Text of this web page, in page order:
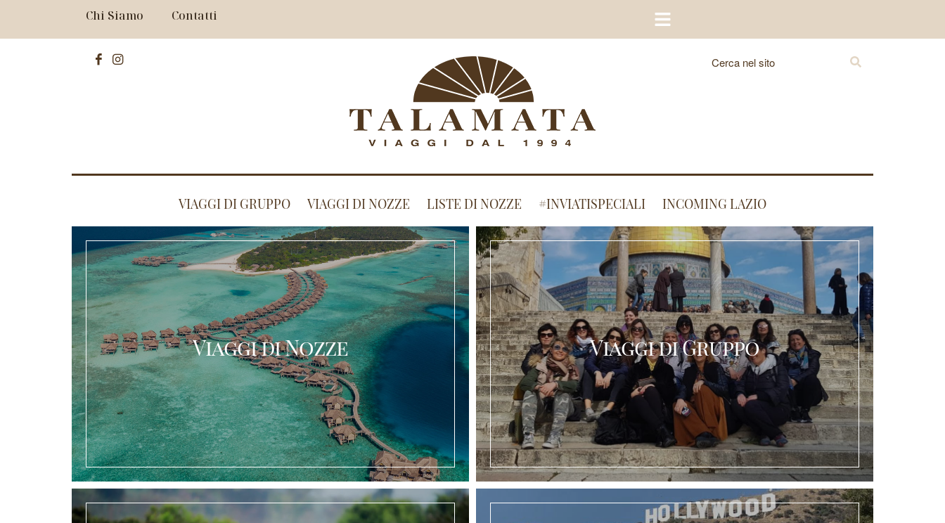
Chi Siamo Contatti
VIAGGI DI GRUPPO VIAGGI DI NOZZE LISTE DI NOZZE #INVIATISPECIALI INCOMING LAZIO
Viaggi di Nozze Viaggi di Gruppo